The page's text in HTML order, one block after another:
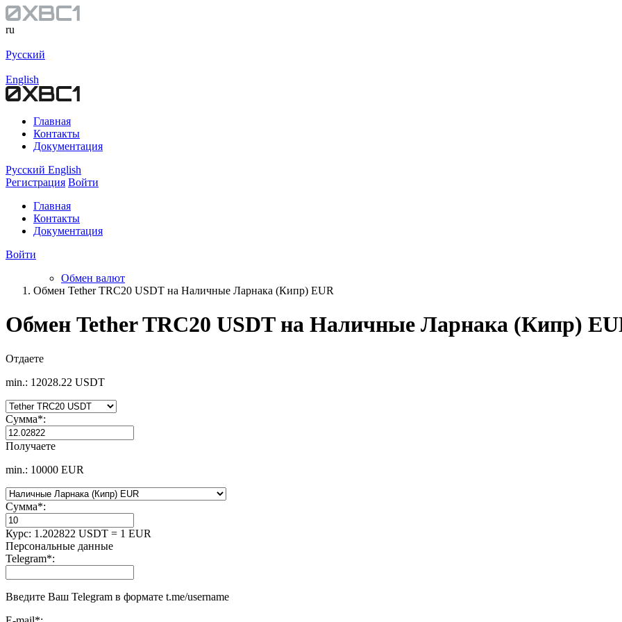
ru
Русский
English
Главная
Контакты
Документация
Русский English
Регистрация Войти
Главная
Контакты
Документация
Войти
Обмен валют
Обмен Tether TRC20 USDT на Наличные Ларнака (Кипр) EUR
Обмен Tether TRC20 USDT на Наличные Ларнака (Кипр)
Отдаете
min.: 12028.22 USDT
Сумма*:
Получаете
min.: 10000 EUR
Сумма*:
Курс: 1.202822 USDT = 1 EUR
Персональные данные
Telegram*:
Введите Ваш Telegram в формате t.me/username